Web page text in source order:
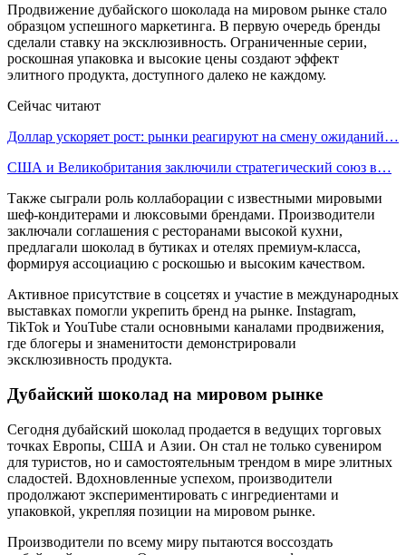
Продвижение дубайского шоколада на мировом рынке стало
образцом успешного маркетинга. В первую очередь бренды
сделали ставку на эксклюзивность. Ограниченные серии,
роскошная упаковка и высокие цены создают эффект
элитного продукта, доступного далеко не каждому.
Сейчас читают
Доллар ускоряет рост: рынки реагируют на смену ожиданий…
США и Великобритания заключили стратегический союз в…
Также сыграли роль коллаборации с известными мировыми
шеф-кондитерами и люксовыми брендами. Производители
заключали соглашения с ресторанами высокой кухни,
предлагали шоколад в бутиках и отелях премиум-класса,
формируя ассоциацию с роскошью и высоким качеством.
Активное присутствие в соцсетях и участие в международных
выставках помогли укрепить бренд на рынке. Instagram,
TikTok и YouTube стали основными каналами продвижения,
где блогеры и знаменитости демонстрировали
эксклюзивность продукта.
Дубайский шоколад на мировом рынке
Сегодня дубайский шоколад продается в ведущих торговых
точках Европы, США и Азии. Он стал не только сувениром
для туристов, но и самостоятельным трендом в мире элитных
сладостей. Вдохновленные успехом, производители
продолжают экспериментировать с ингредиентами и
упаковкой, укрепляя позиции на мировом рынке.
Производители по всему миру пытаются воссоздать